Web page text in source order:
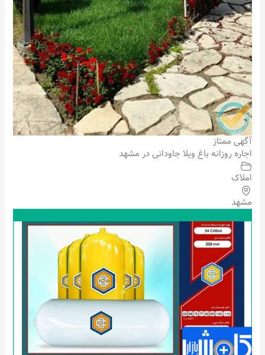
آگهی ممتاز
اجاره روزانه باغ ویلا جاودانی در مشهد
املاک
مشهد